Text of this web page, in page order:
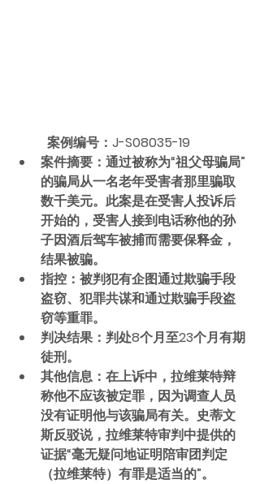
	案例编号：J-S08035-19
案件摘要：通过被称为“祖父母骗局”
的骗局从一名老年受害者那里骗取
数千美元。此案是在受害人投诉后
开始的，受害人接到电话称他的孙
子因酒后驾车被捕而需要保释金，
结果被骗。
指控：被判犯有企图通过欺骗手段
盗窃、犯罪共谋和通过欺骗手段盗
窃等重罪。
判决结果：判处8个月至23个月有期
徒刑。
其他信息：在上诉中，拉维莱特辩
称他不应该被定罪，因为调查人员
没有证明他与该骗局有关。史蒂文
斯反驳说，拉维莱特审判中提供的
证据“毫无疑问地证明陪审团判定
（拉维莱特）有罪是适当的”。